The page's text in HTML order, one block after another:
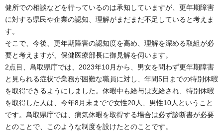
健所での相談などを行っているのは承知していますが、更年期障害
に対する県民や企業の認知、理解がまだまだ不足していると考えま
す。
そこで、今後、更年期障害の認知度を高め、理解を深める取組が必
要と考えますが、保健医療部長に御見解を伺います。
2点目、鳥取県庁では、2023年10月から、男女を問わず更年期障害
と見られる症状で業務が困難な職員に対し、年間5日までの特別休暇
を取得できるようにしました。休暇中も給与は支給され、特別休暇
を取得した人は、今年8月末までで女性20人、男性10人ということ
です。鳥取県庁では、病気休暇を取得する場合は必ず診断書が必要
とのことで、このような制度を設けたとのことです。